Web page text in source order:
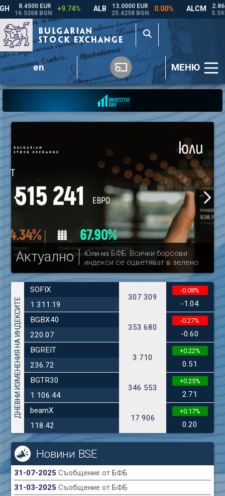
en МЕНЮ
Актуално
Юли на БФБ: Всички борсови
индекси се оцветяват в зелено
ДНЕВНИ ИЗМЕНЕНИЯ НА ИНДЕКСИТЕ
SOFIX
1 311.19
307 309
-0.08%
-1.04
BGBX40
220.07
353 680
-0.27%
-0.60
BGREIT
236.72
3 710
+0.22%
0.51
BGTR30
1 106.44
346 553
+0.25%
2.71
beamX
118.42
17 906
+0.17%
0.20
Новини BSE
31-07-2025Съобщение от БФБ
31-03-2025Съобщение от БФБ